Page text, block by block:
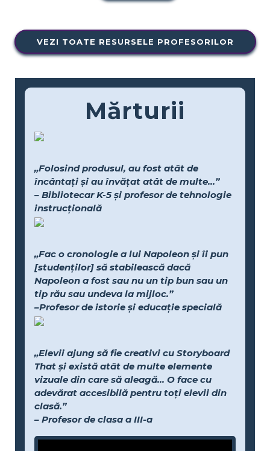
VEZI TOATE RESURSELE PROFESORILOR
Mărturii
„Folosind produsul, au fost atât de
încântați și au învățat atât de multe...”
– Bibliotecar K-5 și profesor de tehnologie
instrucțională
„Fac o cronologie a lui Napoleon și îi pun
[studenților] să stabilească dacă
Napoleon a fost sau nu un tip bun sau un
tip rău sau undeva la mijloc.”
–Profesor de istorie și educație specială
„Elevii ajung să fie creativi cu Storyboard
That și există atât de multe elemente
vizuale din care să aleagă... O face cu
adevărat accesibilă pentru toți elevii din
clasă.”
– Profesor de clasa a III-a